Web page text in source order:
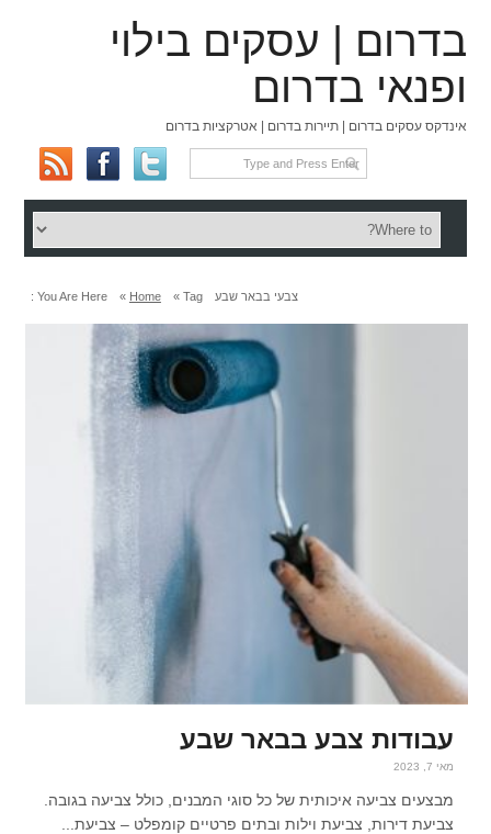
בדרום | עסקים בילוי
ופנאי בדרום
אינדקס עסקים בדרום | תיירות בדרום | אטרקציות בדרום
You Are Here : Home
» Tag » צבעי בבאר שבע
עבודות צבע בבאר שבע
מאי 7, 2023
מבצעים צביעה איכותית של כל סוגי המבנים, כולל צביעה בגובה.
צביעת דירות, צביעת וילות ובתים פרטיים קומפלט – צביעת...